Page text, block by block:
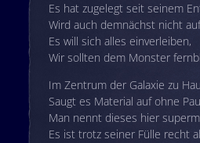
Es hat zugelegt seit seinem
Wird auch demnächst nicht auf
Es will sich alles einverleiben,
Wir sollten dem Monster
Im Zentrum der Galaxie zu
Saugt es Material auf ohne
Man nennt dieses hier
Es ist trotz seiner Fülle recht